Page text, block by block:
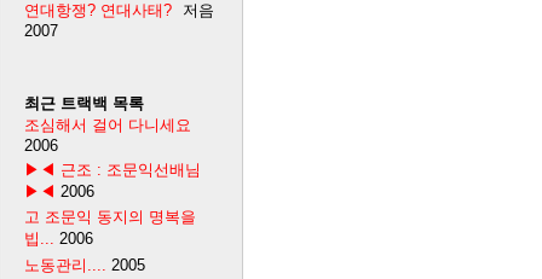
연대항쟁? 연대사태?
저음
2007
최근 트랙백 목록
조심해서 걸어 다니세요
2006
▶◀ 근조 : 조문익선배님
▶◀ 2006
고 조문익 동지의 명복을
빕... 2006
노동관리.... 2005